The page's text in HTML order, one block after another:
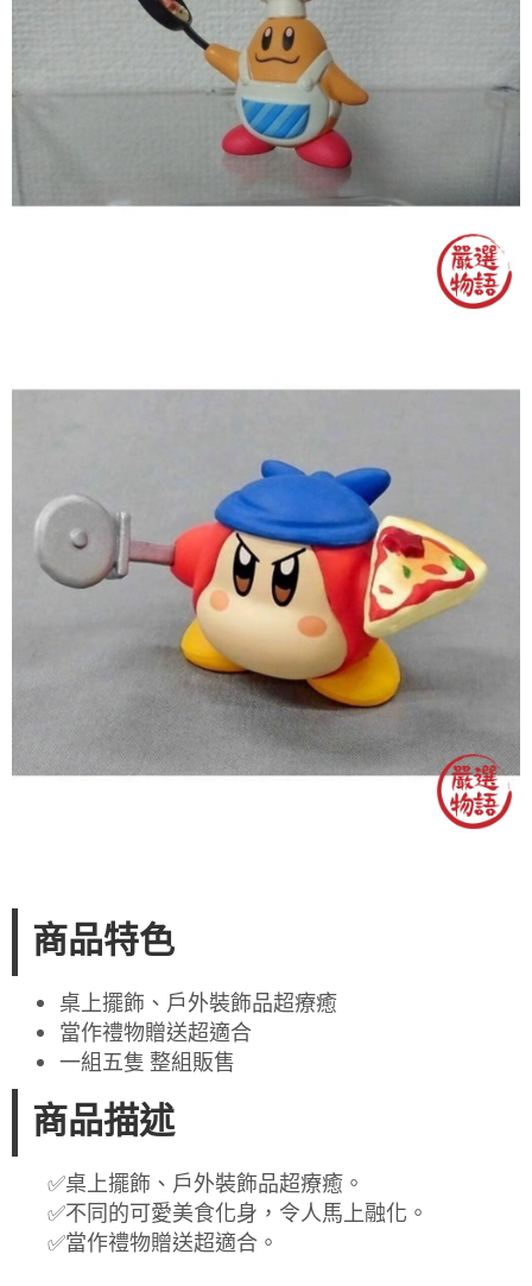
商品特色
桌上擺飾、戶外裝飾品超療癒
當作禮物贈送超適合
一組五隻 整組販售
商品描述
✅桌上擺飾、戶外裝飾品超療癒。
✅不同的可愛美食化身，令人馬上融化。
✅當作禮物贈送超適合。